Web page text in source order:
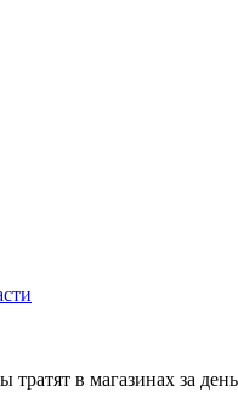
тратят в магазинах за